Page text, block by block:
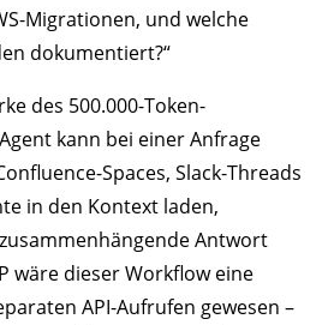
Migrationen, und welche
dokumentiert?“
des 500.000-Token-
kann bei einer Anfrage
Spaces, Slack-Threads
in den Kontext laden,
Antwort
wäre dieser Workflow eine
API-Aufrufen gewesen –